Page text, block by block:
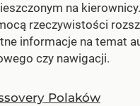
na
rzeczywistości
informacje na temat
czy nawigacji.
Polaków